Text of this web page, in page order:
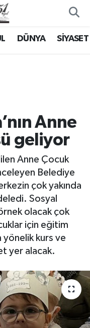
DÜNYA SİYASET
Anne
geliyor
Anne Çocuk
Belediye
çok yakında
Sosyal
olacak çok
için eğitim
yönelik kurs ve
yer alacak.